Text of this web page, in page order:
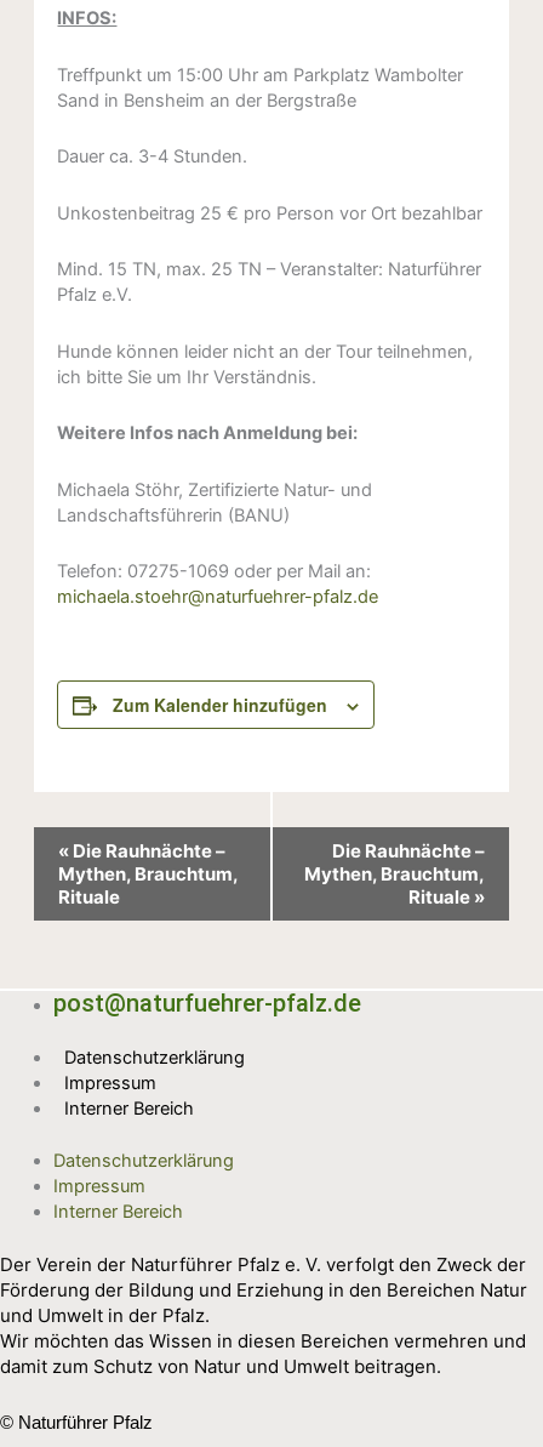
INFOS:
Treffpunkt um 15:00 Uhr am Parkplatz Wambolter
Sand in Bensheim an der Bergstraße
Dauer ca. 3-4 Stunden.
Unkostenbeitrag 25 € pro Person vor Ort bezahlbar
Mind. 15 TN, max. 25 TN – Veranstalter: Naturführer
Pfalz e.V.
Hunde können leider nicht an der Tour teilnehmen,
ich bitte Sie um Ihr Verständnis.
Weitere Infos nach Anmeldung bei:
Michaela Stöhr, Zertifizierte Natur- und
Landschaftsführerin (BANU)
Telefon: 07275-1069 oder per Mail an:
michaela.stoehr@naturfuehrer-pfalz.de
Zum Kalender hinzufügen
Veranstaltung-
Navigation
«Die Rauhnächte –
Mythen, Brauchtum,
Rituale
Die Rauhnächte –
Mythen, Brauchtum,
Rituale »
post@naturfuehrer-pfalz.de
Datenschutzerklärung
Impressum
Interner Bereich
Datenschutzerklärung
Impressum
Interner Bereich
Der Verein der Naturführer Pfalz e. V. verfolgt den Zweck der
Förderung der Bildung und Erziehung in den Bereichen Natur
und Umwelt in der Pfalz.
Wir möchten das Wissen in diesen Bereichen vermehren und
damit zum Schutz von Natur und Umwelt beitragen.
© Naturführer Pfalz